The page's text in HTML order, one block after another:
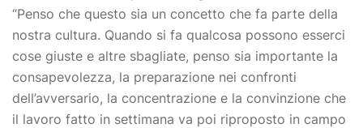
“Penso che questo sia un concetto che fa parte della
nostra cultura. Quando si fa qualcosa possono esserci
cose giuste e altre sbagliate, penso sia importante la
consapevolezza, la preparazione nei confronti
dell’avversario, la concentrazione e la convinzione che
il lavoro fatto in settimana va poi riproposto in campo